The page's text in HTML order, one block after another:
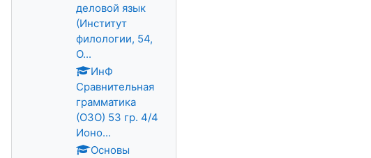
деловой язык
(Институт
филологии, 54,
О...
ИнФ
Сравнительная
грамматика
(ОЗО) 53 гр. 4/4
Ионо...
Основы